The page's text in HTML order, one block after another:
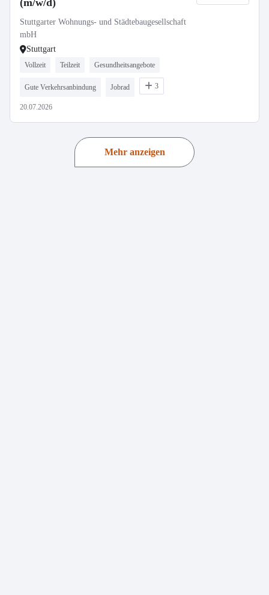
(m/w/d)
Stuttgarter Wohnungs- und Städtebaugesellschaft
mbH
Stuttgart
Vollzeit Teilzeit Gesundheitsangebote
Gute Verkehrsanbindung Jobrad 3
20.07.2026
Mehr anzeigen